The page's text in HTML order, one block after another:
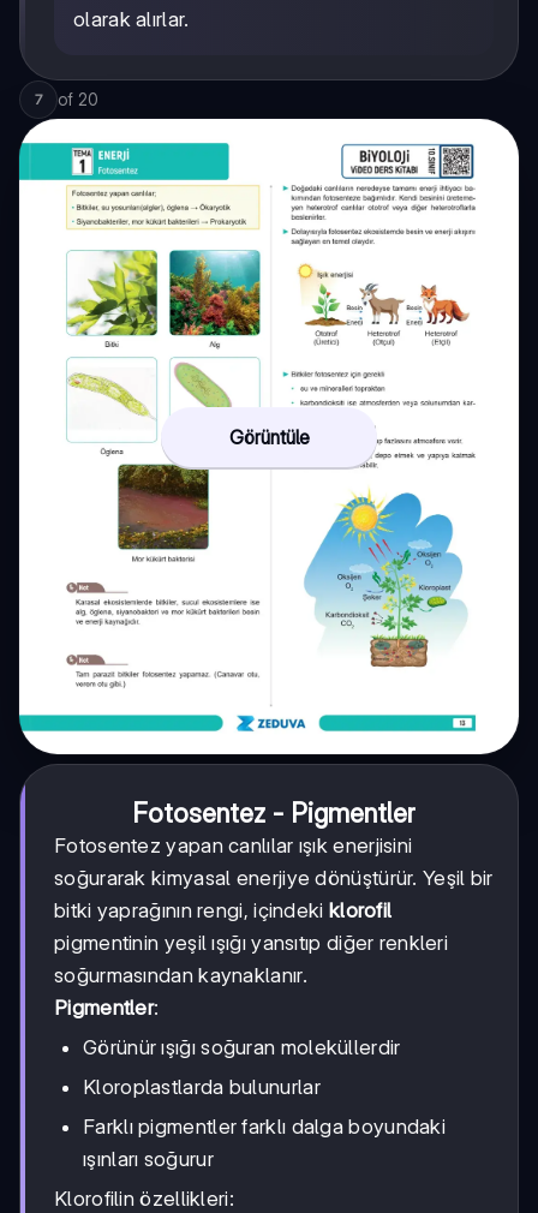
olarak alırlar.
7 of 20
Görüntüle
Fotosentez - Pigmentler
Fotosentez yapan canlılar ışık enerjisini
soğurarak kimyasal enerjiye dönüştürür. Yeşil bir
bitki yaprağının rengi, içindeki klorofil
pigmentinin yeşil ışığı yansıtıp diğer renkleri
soğurmasından kaynaklanır.
Pigmentler:
Görünür ışığı soğuran moleküllerdir
Kloroplastlarda bulunurlar
Farklı pigmentler farklı dalga boyundaki
ışınları soğurur
Klorofilin özellikleri: